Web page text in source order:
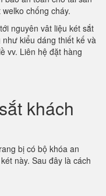
chống cháy.
nguyên vât liệu két sắt
kiểu dáng thiết kế và
vv. Liên hệ đặt hàng
khách
bị có bộ khóa an
này. Sau đây là cách